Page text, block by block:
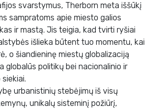
svarstymus, Therborn meta iššūkį
sampratoms apie miesto galios
ir mastą. Jis teigia, kad tvirti ryšiai
išlieka būtent tuo momentu, kai
o šiandieninę miestų globalizaciją
globalūs politikų bei nacionalinio ir
urbanistinių stebėjimų iš visų
unikalų sisteminį požiūrį,